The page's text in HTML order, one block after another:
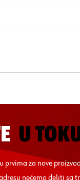
U
za nove
nećemo deliti sa